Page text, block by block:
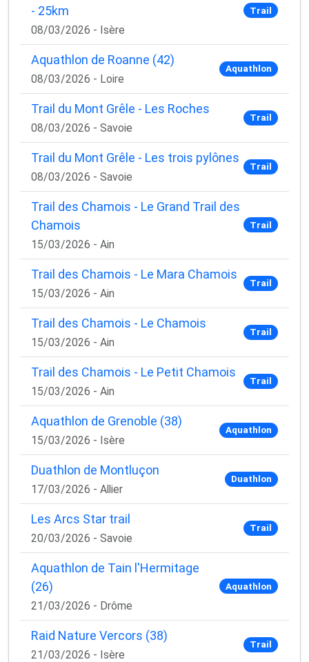
- 25km
08/03/2026 - Isère
Trail
Aquathlon de Roanne (42)
08/03/2026 - Loire
Aquathlon
Trail du Mont Grêle - Les Roches
08/03/2026 - Savoie
Trail
Trail du Mont Grêle - Les trois pylônes
08/03/2026 - Savoie
Trail
Trail des Chamois - Le Grand Trail des
Chamois
15/03/2026 - Ain
Trail
Trail des Chamois - Le Mara Chamois
15/03/2026 - Ain
Trail
Trail des Chamois - Le Chamois
15/03/2026 - Ain
Trail
Trail des Chamois - Le Petit Chamois
15/03/2026 - Ain
Trail
Aquathlon de Grenoble (38)
15/03/2026 - Isère
Aquathlon
Duathlon de Montluçon
17/03/2026 - Allier
Duathlon
Les Arcs Star trail
20/03/2026 - Savoie
Trail
Aquathlon de Tain l'Hermitage
(26)
21/03/2026 - Drôme
Aquathlon
Raid Nature Vercors (38)
21/03/2026 - Isère
Trail